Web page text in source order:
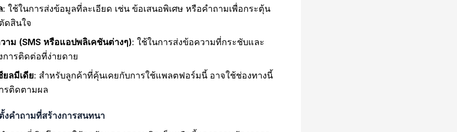
: ใช้ในการส่งข้อมูลที่ละเอียด เช่น ข้อเสนอพิเศษ หรือคำถามเพื่อกระตุ้น
ดสินใจ
าม (SMS หรือแอปพลิเคชันต่างๆ): ใช้ในการส่งข้อความที่กระชับและ
การติดต่อที่ง่ายดาย
ยลมีเดีย: สำหรับลูกค้าที่คุ้นเคยกับการใช้แพลตฟอร์มนี้ อาจใช้ช่องทางนี้
รติดตามผล
งคำถามที่สร้างการสนทนา